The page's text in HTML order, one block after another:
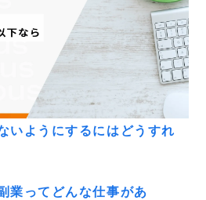
いようにするにはどうすれ
業ってどんな仕事があ